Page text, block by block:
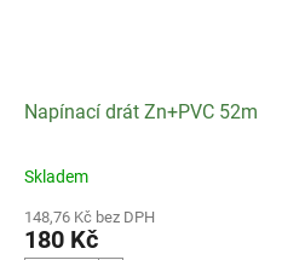
Napínací drát Zn+PVC 52m
Průměrné
produktu
je
Skladem
148,76 Kč bez DPH
180 Kč